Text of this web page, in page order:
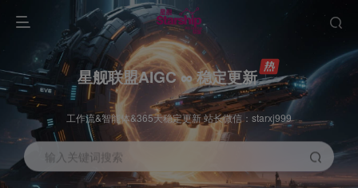
星舰联盟AIGC ∞ 稳定更新
工作流&智能体&365天稳定更新 站长微信：starxj999
输入关键词搜索